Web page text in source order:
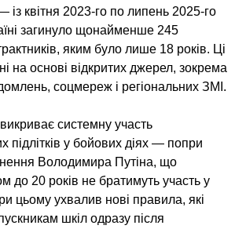
із квітня 2023-го по липень 2025-го
загинуло щонайменше 245
яким було лише 18 років. Ці
на основі відкритих джерел, зокрема
соцмереж і регіональних ЗМІ.
системну участь
підлітків у бойових діях — попри
Володимира Путіна, що
до 20 років не братимуть участь у
цьому ухвалив нові правила, які
шкіл одразу після